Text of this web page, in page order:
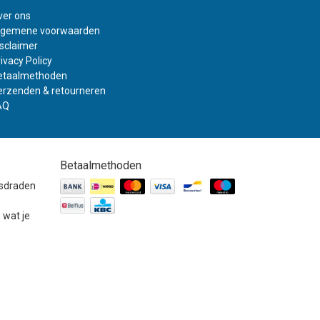
ons
voorwaarden
Policy
& retourneren
wat je
Betaalmethoden